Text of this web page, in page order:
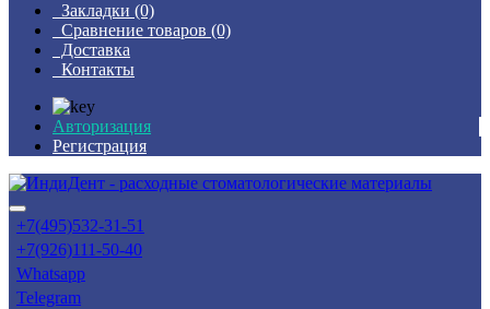
Закладки (0)
Сравнение товаров (0)
Доставка
Контакты
Авторизация
Регистрация
+7(495)532-31-51
+7(926)111-50-40
Whatsapp
Telegram